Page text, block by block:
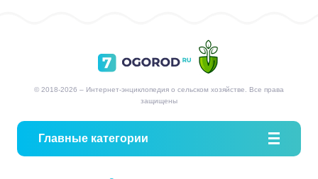
© 2018-2026 – Интернет-энциклопедия о сельском хозяйстве. Все права
защищены
Главные категории